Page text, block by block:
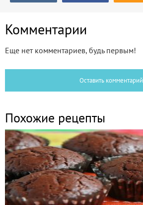
Комментарии
Еще нет комментариев, будь первым!
Оставить комментарий
Похожие рецепты